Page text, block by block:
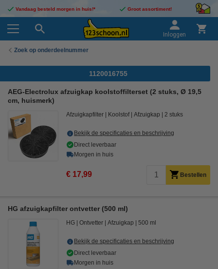
Vandaag besteld morgen in huis!* Groot assortiment!
Inloggen
Zoek op onderdeelnummer
1120016755
AEG-Electrolux afzuigkap koolstoffilterset (2 stuks, Ø 19,5
cm, huismerk)
Afzuigkapfilter Koolstof Afzuigkap 2 stuks
Bekijk de specificaties en beschrijving
Direct leverbaar
Morgen in huis
€ 17,99 Bestellen
HG afzuigkapfilter ontvetter (500 ml)
HG Ontvetter Afzuigkap 500 ml
Bekijk de specificaties en beschrijving
Direct leverbaar
Morgen in huis